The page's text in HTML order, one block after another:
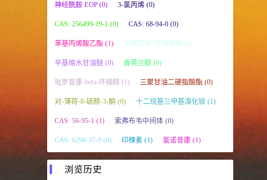
神经酰胺 EOP (0) 3-氯丙烯 (0)
CAS: 256499-19-1 (0) CAS: 68-94-0 (0)
苯基丙烯酸乙酯 (1) 头孢匹胺7位侧链酸 (0)
辛基缩水甘油醚 (0) 香荚兰醇 (0)
吡罗昔康-beta-环糊精 (1) 三聚甘油二硬脂酸酯 (0)
对-薄荷-8-硫醇-3-酮 (0) 十二烷基三甲基溴化铵 (1)
CAS: 56-95-1 (1) 索弗布韦中间体 (0)
CAS: 6298-37-9 (0) 印楝素 (1) 氯诺昔康 (1)
浏览历史